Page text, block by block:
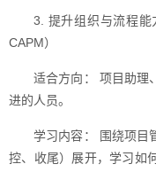
3. 提升组织与流程能
CAPM）
适合方向： 项目助理
进的人员。
学习内容： 围绕项目
控、收尾）展开，学习如